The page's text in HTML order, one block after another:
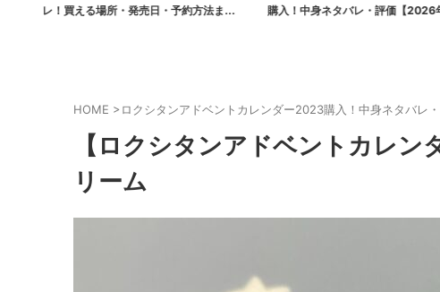
購入！中身ネタバレ・評価【2026年夏福
年版ドンキ福袋の最新情報とお得
HOME >ロクシタンアドベントカレンダー2023購入！中身ネタバレ
【ロクシタンアドベントカレン
リーム